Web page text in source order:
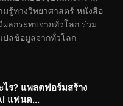
รู้ทางวิทยาศาสตร์ หนังสือ
ลกระทบจากทั่วโลก ร่วม
ปลข้อมูลจากทั่วโลก
ไร? แพลตฟอร์มสร้าง
แฟนด...